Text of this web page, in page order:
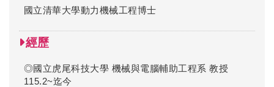
國立清華大學動力機械工程博士
經歷
◎國立虎尾科技大學 機械與電腦輔助工程系 教授
115.2~迄今